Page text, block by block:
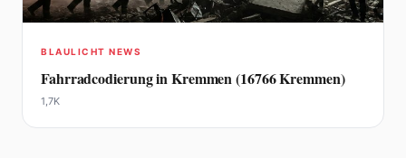
BLAULICHT NEWS
Fahrradcodierung in Kremmen (16766 Kremmen)
1,7K